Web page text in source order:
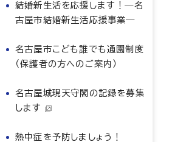
結婚新生活を応援します！―名
古屋市結婚新生活応援事業―
名古屋市こども誰でも通園制度
（保護者の方へのご案内）
名古屋城現天守閣の記録を募集
します
熱中症を予防しましょう！